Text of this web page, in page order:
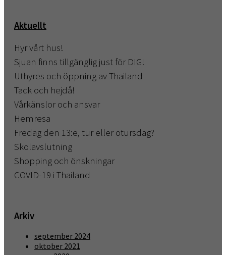
Aktuellt
Hyr vårt hus!
Sjuan finns tillgänglig just för DIG!
Uthyres och öppning av Thailand
Tack och hejdå!
Vårkänslor och ansvar
Hemresa
Fredag den 13:e, tur eller otursdag?
Skolavslutning
Shopping och önskningar
COVID-19 i Thailand
Arkiv
september 2024
oktober 2021